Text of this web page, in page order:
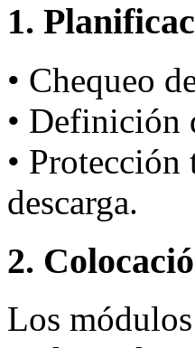
1.
• Chequeo
• Definición
•
descarga.
2.
Los